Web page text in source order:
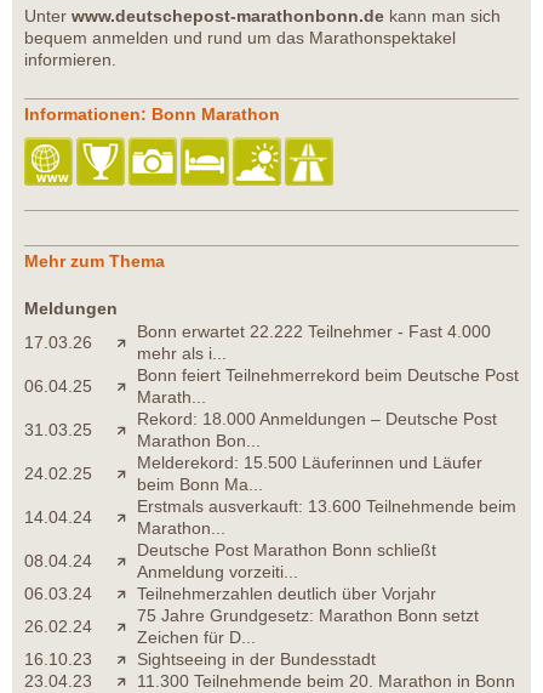
Unter www.deutschepost-marathonbonn.de kann man sich
bequem anmelden und rund um das Marathonspektakel
informieren.
Informationen: Bonn Marathon
Mehr zum Thema
Meldungen
17.03.26
Bonn erwartet 22.222 Teilnehmer - Fast 4.000
mehr als i...
06.04.25
Bonn feiert Teilnehmerrekord beim Deutsche Post
Marath...
31.03.25
Rekord: 18.000 Anmeldungen – Deutsche Post
Marathon Bon...
24.02.25
Melderekord: 15.500 Läuferinnen und Läufer
beim Bonn Ma...
14.04.24
Erstmals ausverkauft: 13.600 Teilnehmende beim
Marathon...
08.04.24
Deutsche Post Marathon Bonn schließt
Anmeldung vorzeiti...
06.03.24
Teilnehmerzahlen deutlich über Vorjahr
26.02.24
75 Jahre Grundgesetz: Marathon Bonn setzt
Zeichen für D...
16.10.23
Sightseeing in der Bundesstadt
23.04.23
11.300 Teilnehmende beim 20. Marathon in Bonn